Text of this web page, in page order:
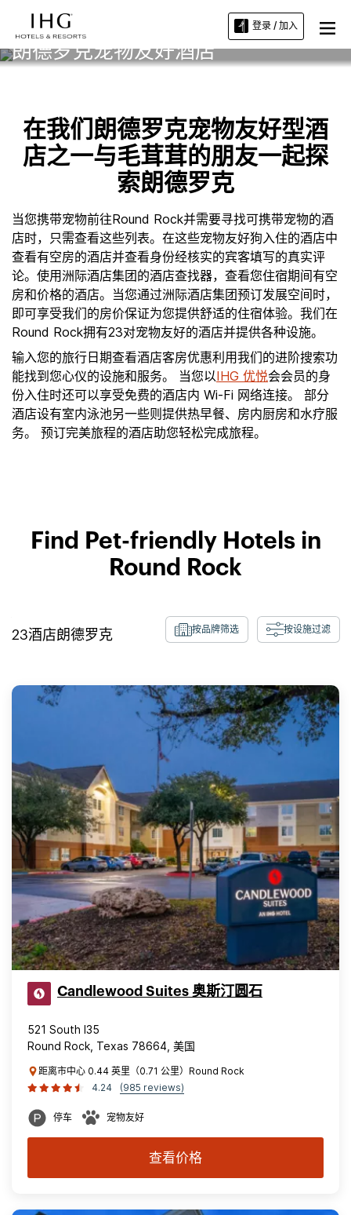
登录 / 加入
朗德罗克宠物友好酒店
在我们朗德罗克宠物友好型酒
店之一与毛茸茸的朋友一起探
索朗德罗克
当您携带宠物前往Round Rock并需要寻找可携带宠物的酒
店时，只需查看这些列表。在这些宠物友好狗入住的酒店中
查看有空房的酒店并查看身份经核实的宾客填写的真实评
论。使用洲际酒店集团的酒店查找器，查看您住宿期间有空
房和价格的酒店。当您通过洲际酒店集团预订发展空间时，
即可享受我们的房价保证为您提供舒适的住宿体验。我们在
Round Rock拥有23对宠物友好的酒店并提供各种设施。
输入您的旅行日期查看酒店客房优惠利用我们的进阶搜索功
能找到您心仪的设施和服务。 当您以IHG 优悦会会员的身
份入住时还可以享受免费的酒店内 Wi-Fi 网络连接。 部分
酒店设有室内泳池另一些则提供热早餐、房内厨房和水疗服
务。 预订完美旅程的酒店助您轻松完成旅程。
Find Pet-friendly Hotels in
Round Rock
23酒店 朗德罗克 按品牌筛选 按设施过滤
Candlewood Suites 奥斯汀圆石
521 South I35
Round Rock, Texas 78664, 美国
距离市中心 0.44 英里（0.71 公里）Round Rock
4.24
(985 reviews)
停车 宠物友好
查看价格